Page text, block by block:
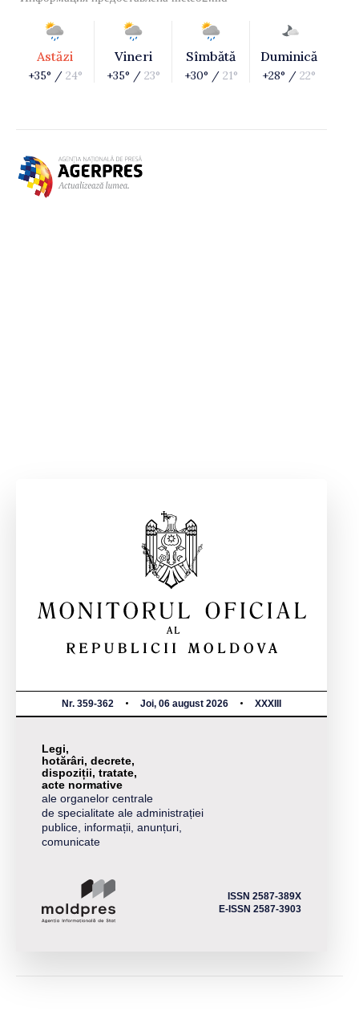
Astăzi
+35° / 24°
Vineri
+35° / 23°
Sîmbătă
+30° / 21°
Duminică
+28° / 22°
Nr. 359-362 Joi, 06 august 2026 XXXIII
Legi,
hotărâri, decrete,
dispoziții, tratate,
acte normative
ale organelor centrale
de specialitate ale administrației
publice, informații, anunțuri,
comunicate
ISSN 2587-389X
E-ISSN 2587-3903